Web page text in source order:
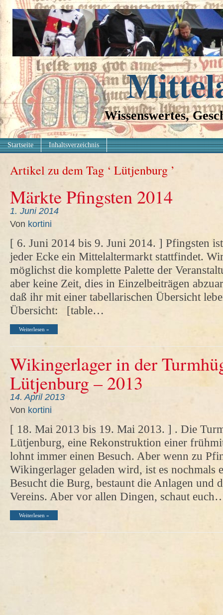
Wissenswertes,
Startseite Inhaltsverzeichnis
Artikel zu dem Tag ‘ Lütjenburg ’
Märkte Pfingsten 2014
1. Juni 2014
Von kortini
[ 6. Juni 2014 bis 9. Juni 2014. ] Pfingsten
jeder Ecke ein Mittelaltermarkt stattfindet.
möglichst die komplette Palette der
aber keine Zeit, dies in Einzelbeiträgen
daß ihr mit einer tabellarischen Übersicht
Übersicht: [table…
Weiterlesen »
Wikingerlager in der
Lütjenburg – 2013
14. April 2013
Von kortini
[ 18. Mai 2013 bis 19. Mai 2013. ] . Die
Lütjenburg, eine Rekonstruktion einer
lohnt immer einen Besuch. Aber wenn zu
Wikingerlager geladen wird, ist es nochmals
Besucht die Burg, bestaunt die Anlagen und
Vereins. Aber vor allen Dingen, schaut
Weiterlesen »